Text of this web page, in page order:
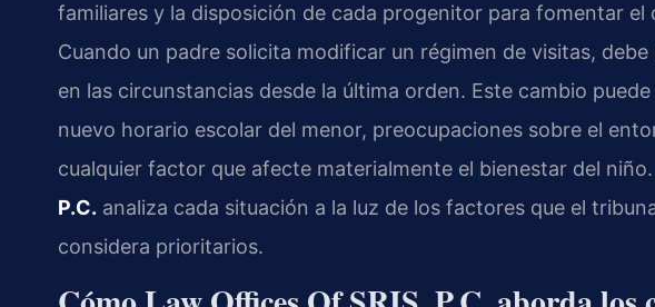
familiares y la disposición de cada progenitor para fomentar
Cuando un padre solicita modificar un régimen de visitas,
en las circunstancias desde la última orden. Este cambio
nuevo horario escolar del menor, preocupaciones sobre el
cualquier factor que afecte materialmente el bienestar del
P.C. analiza cada situación a la luz de los factores que el
considera prioritarios.